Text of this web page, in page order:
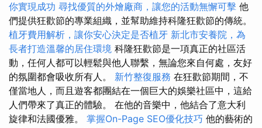
你實現成功 尋找優質的外燴廠商，讓您的活動無懈可擊 他
們提供狂歡節的專業組織，並幫助維持科隆狂歡節的傳統。
植牙費用解析，讓你安心決定是否植牙 新北市安養院，為
長者打造溫馨的居住環境 科隆狂歡節是一項真正的社區活
動，任何人都可以輕鬆與他人聯繫，無論您來自何處，友好
的氛圍都會吸收所有人。 新竹整復服務 在狂歡節期間，不
僅當地人，而且遊客都團結在一個巨大的娛樂社區中，這給
人們帶來了真正的體驗。 在他的音樂中，他結合了意大利
旋律和法國優雅。 掌握On-Page SEO優化技巧 他的藝術的